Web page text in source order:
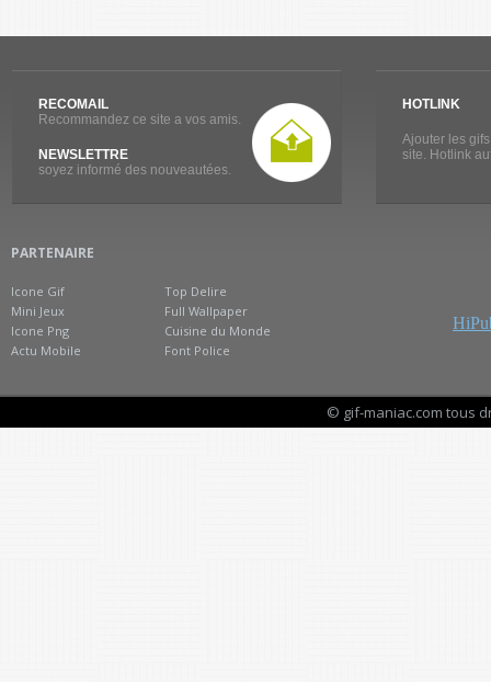
RECOMAIL
Recommandez ce site a vos amis.
NEWSLETTRE
soyez informé des nouveautées.
HOTLINK
Ajouter les
site. Hotlink
PARTENAIRE
Icone Gif
Mini Jeux
Icone Png
Actu Mobile
Top Delire
Full Wallpaper
Cuisine du Monde
Font Police
© gif-maniac.com tous